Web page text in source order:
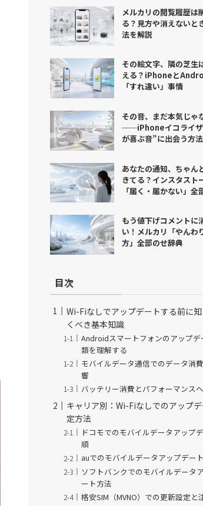
メルカリの閲覧履歴は
る？見方や消えないと
法を解説
その絵文字、隣の芝生
える？iPhoneと
「すれ違い」事情
その音、まだ本気じゃ
──iPhoneイコライ
が喜ぶ音”に出会う方法
あなたの通知、ちゃん
きてる？インスタスト
「届く・届かない」全
もう値下げコメントに
い！メルカリ「やんわ
方」全部のせ辞典
目次
Wi-Fiなしでアップデートする前に
くべき基本知識
Androidスマートフォンのアップデ
類を理解する
モバイルデータ通信でのデータ消
響
バッテリー消費とパフォーマンス
キャリア別：Wi-Fiなしでのアップ
定方法
ドコモでのモバイルデータアップ
順
auでのモバイルデータアップデー
ソフトバンクでのモバイルデータ
ート方法
格安SIM（MVNO）での更新設定と